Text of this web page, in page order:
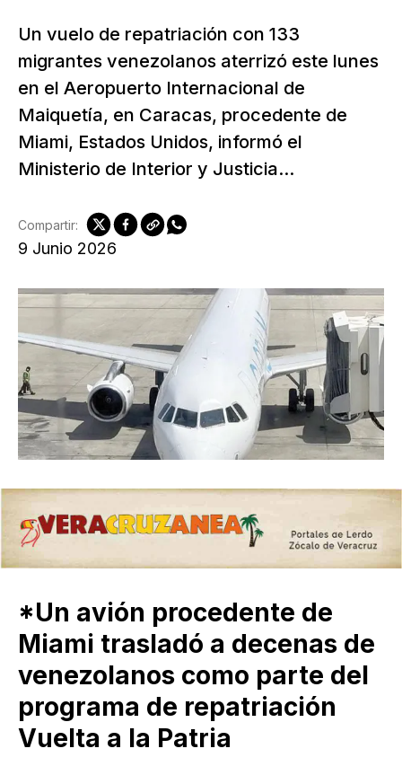
Un vuelo de repatriación con 133
migrantes venezolanos aterrizó este lunes
en el Aeropuerto Internacional de
Maiquetía, en Caracas, procedente de
Miami, Estados Unidos, informó el
Ministerio de Interior y Justicia...
9 Junio 2026
Compartir:
*Un avión procedente de
Miami trasladó a decenas de
venezolanos como parte del
programa de repatriación
Vuelta a la Patria